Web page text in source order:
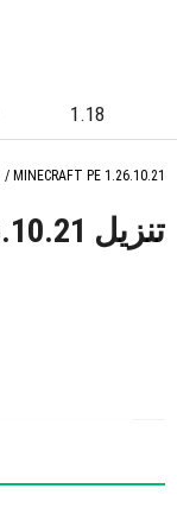
1.18
/ MINECRAFT PE 1.26.10.21
Minecraft PE 1.26.10.21 تنزيل